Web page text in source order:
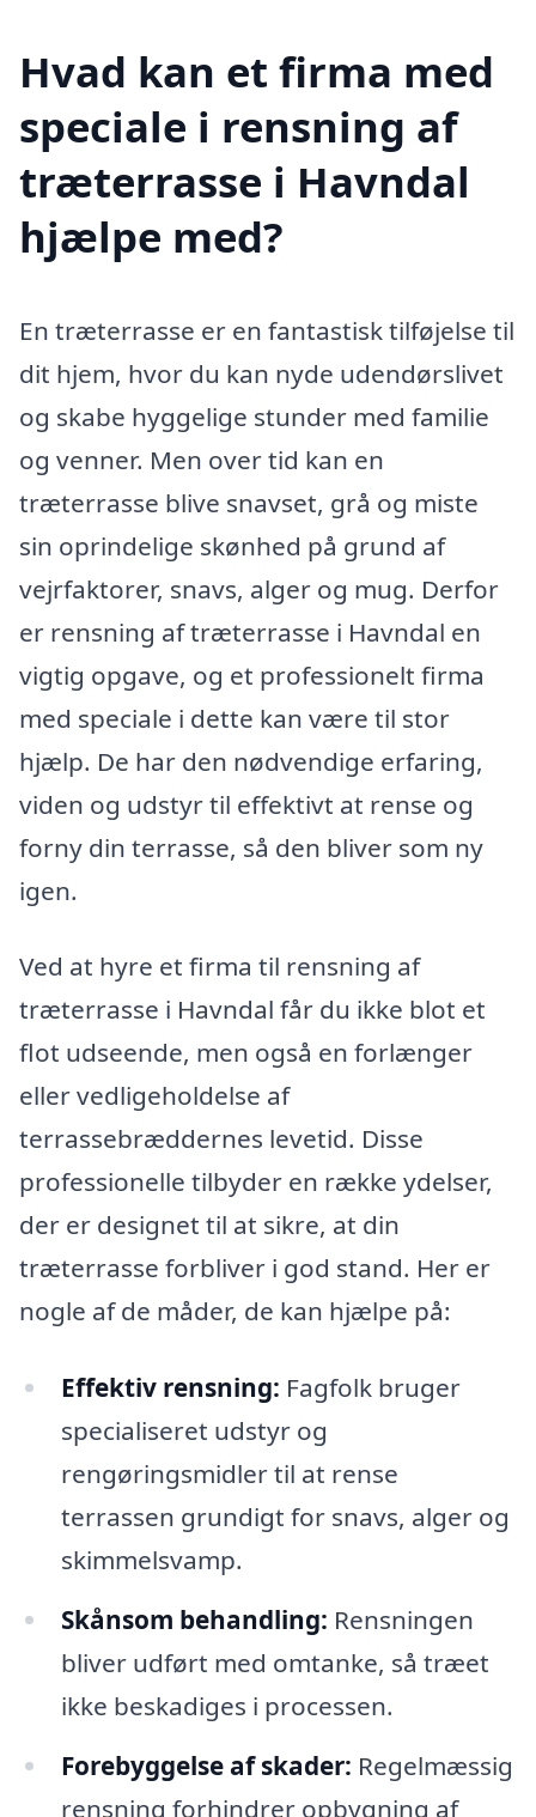
Hvad kan et firma med
speciale i rensning af
træterrasse i Havndal
hjælpe med?
En træterrasse er en fantastisk tilføjelse til
dit hjem, hvor du kan nyde udendørslivet
og skabe hyggelige stunder med familie
og venner. Men over tid kan en
træterrasse blive snavset, grå og miste
sin oprindelige skønhed på grund af
vejrfaktorer, snavs, alger og mug. Derfor
er rensning af træterrasse i Havndal en
vigtig opgave, og et professionelt firma
med speciale i dette kan være til stor
hjælp. De har den nødvendige erfaring,
viden og udstyr til effektivt at rense og
forny din terrasse, så den bliver som ny
igen.
Ved at hyre et firma til rensning af
træterrasse i Havndal får du ikke blot et
flot udseende, men også en forlænger
eller vedligeholdelse af
terrassebræddernes levetid. Disse
professionelle tilbyder en række ydelser,
der er designet til at sikre, at din
træterrasse forbliver i god stand. Her er
nogle af de måder, de kan hjælpe på:
Effektiv rensning: Fagfolk bruger
specialiseret udstyr og
rengøringsmidler til at rense
terrassen grundigt for snavs, alger og
skimmelsvamp.
Skånsom behandling: Rensningen
bliver udført med omtanke, så træet
ikke beskadiges i processen.
Forebyggelse af skader: Regelmæssig
rensning forhindrer opbygning af